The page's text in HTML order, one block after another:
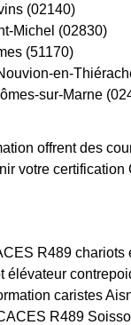
(02140)
Michel (02830)
(51170)
en-
sur-Marne
offrent des
votre
R489 chariots
élévateur
caristes
R489